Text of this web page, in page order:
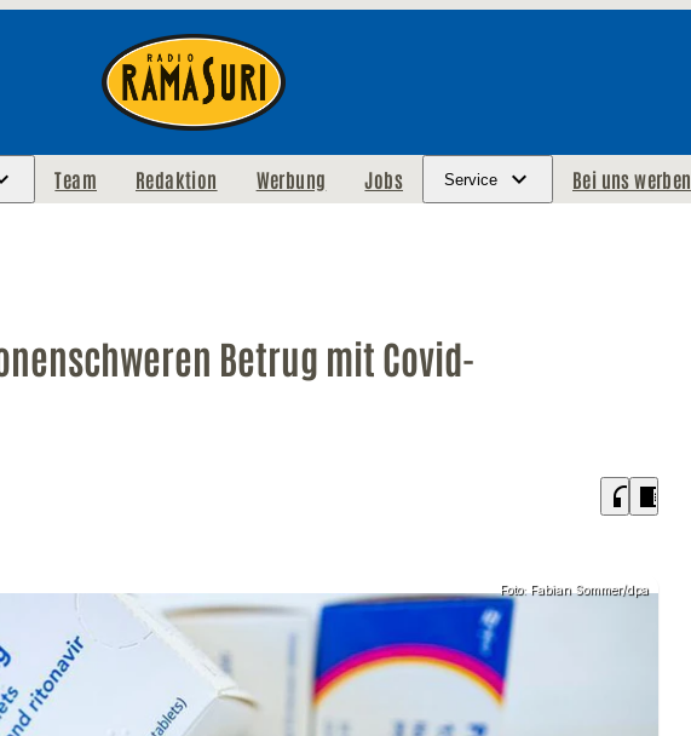
Team Redaktion Werbung Jobs Service Bei uns werben
Betrug mit Covid-
headphones chrome_reader_mode
Foto: Fabian Sommer/dpa